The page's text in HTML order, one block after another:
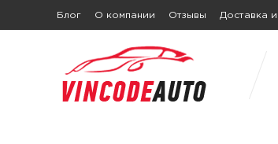
Блог О компании Отзывы Доставка